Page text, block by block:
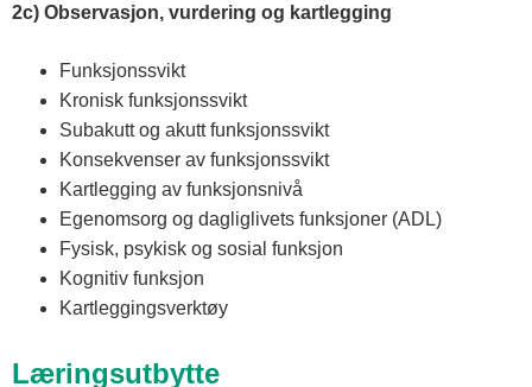
2c) Observasjon, vurdering og kartlegging
Funksjonssvikt
Kronisk funksjonssvikt
Subakutt og akutt funksjonssvikt
Konsekvenser av funksjonssvikt
Kartlegging av funksjonsnivå
Egenomsorg og dagliglivets funksjoner (ADL)
Fysisk, psykisk og sosial funksjon
Kognitiv funksjon
Kartleggingsverktøy
Læringsutbytte